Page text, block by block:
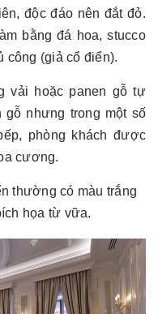
độc đáo nên đắt đỏ.
bằng đá hoa, stucco
công (giả cổ điển).
vải hoặc panen gỗ tự
nhưng trong một số
phòng khách được
cương.
thường có màu trắng
họa từ vữa.